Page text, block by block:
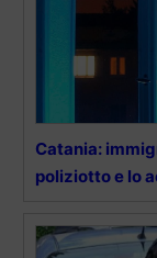
Catania:
poliziotto e lo